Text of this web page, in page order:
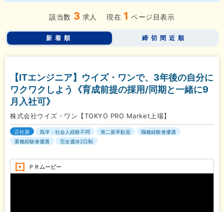
該当数 3 求人 現在 1 ページ目表示
新着順 締切間近順
【ITエンジニア】ウイズ・ワンで、3年後の自分に
ワクワクしよう《育成前提の採用/同期と一緒に9
月入社可》
株式会社ウイズ・ワン【TOKYO PRO Market上場】
正社員 既卒・社会人経験不問 第二新卒歓迎
職種経験者優遇
業種経験者優遇
完全週休2日制
ＰＲムービー